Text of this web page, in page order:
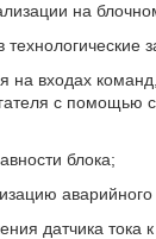
на
на входах
с помощью
блока;
датчика тока